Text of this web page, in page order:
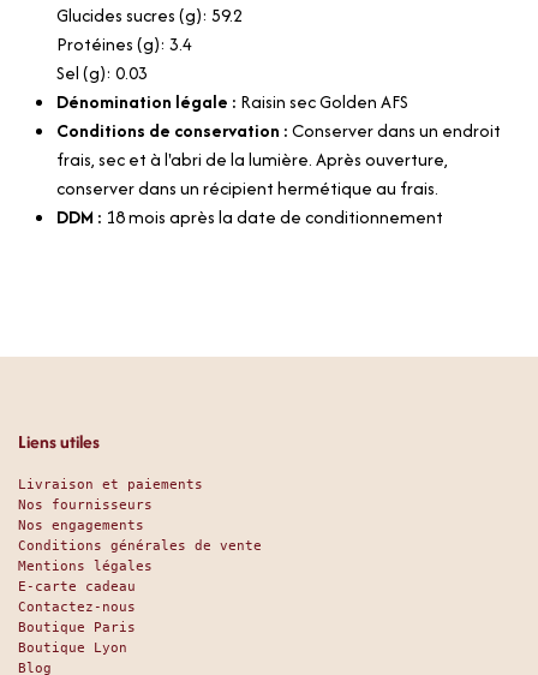
Glucides sucres (g): 59.2
Protéines (g): 3.4
Sel (g): 0.03
Dénomination légale : Raisin sec Golden AFS
Conditions de conservation :Conserver dans un endroit
frais, sec et à l'abri de la lumière. Après ouverture,
conserver dans un récipient hermétique au frais.
DDM : 18 mois après la date de conditionnement
Liens utiles
Livraison et paiements
Nos fournisseurs
Nos engagements
Conditions générales de vente
Mentions légales
E-carte cadeau
Contactez-nous
Boutique Paris
Boutique Lyon
Blog